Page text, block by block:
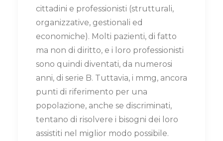
cittadini e professionisti (strutturali,
organizzative, gestionali ed
economiche). Molti pazienti, di fatto
ma non di diritto, e i loro professionisti
sono quindi diventati, da numerosi
anni, di serie B. Tuttavia, i mmg, ancora
punti di riferimento per una
popolazione, anche se discriminati,
tentano di risolvere i bisogni dei loro
assistiti nel miglior modo possibile.